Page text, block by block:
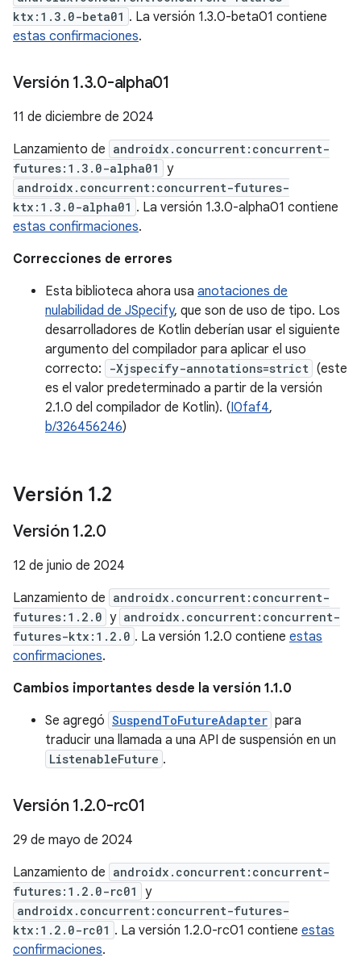
ktx:1.3.0-beta01 . La versión 1.3.0-beta01 contiene
estas confirmaciones.
Versión 1.3.0-alpha01
11 de diciembre de 2024
Lanzamiento de androidx.concurrent:concurrent-
futures:1.3.0-alpha01
y
androidx.concurrent:concurrent-futures-
ktx:1.3.0-alpha01 . La versión 1.3.0-alpha01 contiene
estas confirmaciones.
Correcciones de errores
Esta biblioteca ahora usa anotaciones de
nulabilidad de JSpecify, que son de uso de tipo. Los
desarrolladores de Kotlin deberían usar el siguiente
argumento del compilador para aplicar el uso
correcto:
-Xjspecify-annotations=strict (este
es el valor predeterminado a partir de la versión
2.1.0 del compilador de Kotlin). (I0faf4,
b/326456246)
Versión 1.2
Versión 1.2.0
12 de junio de 2024
Lanzamiento de androidx.concurrent:concurrent-
futures:1.2.0 y androidx.concurrent:concurrent-
futures-ktx:1.2.0 . La versión 1.2.0 contiene estas
confirmaciones.
Cambios importantes desde la versión 1.1.0
Se agregó SuspendToFutureAdapter para
traducir una llamada a una API de suspensión en un
ListenableFuture .
Versión 1.2.0-rc01
29 de mayo de 2024
Lanzamiento de androidx.concurrent:concurrent-
futures:1.2.0-rc01
y
androidx.concurrent:concurrent-futures-
ktx:1.2.0-rc01 . La versión 1.2.0-rc01 contiene estas
confirmaciones.